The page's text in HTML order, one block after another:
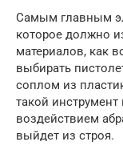
Самым главным
которое должно
материалов, как
выбирать
соплом из
такой
воздействием
выйдет из строя.